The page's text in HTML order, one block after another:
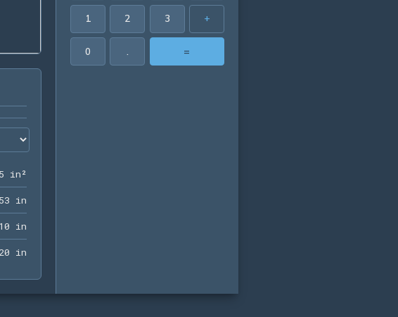
5 in²
53 in
10 in
0 in
1 2 3 +
0 . =